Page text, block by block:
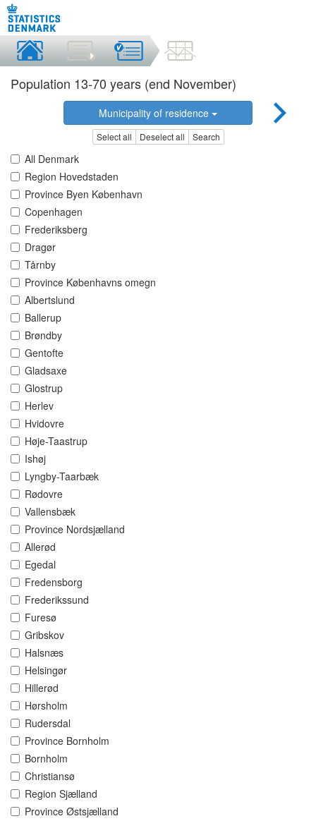
Population 13-70 years (end November)
Municipality of residence
Select all Deselect all Search
All Denmark
Region Hovedstaden
Province Byen København
Copenhagen
Frederiksberg
Dragør
Tårnby
Province Københavns omegn
Albertslund
Ballerup
Brøndby
Gentofte
Gladsaxe
Glostrup
Herlev
Hvidovre
Høje-Taastrup
Ishøj
Lyngby-Taarbæk
Rødovre
Vallensbæk
Province Nordsjælland
Allerød
Egedal
Fredensborg
Frederikssund
Furesø
Gribskov
Halsnæs
Helsingør
Hillerød
Hørsholm
Rudersdal
Province Bornholm
Bornholm
Christiansø
Region Sjælland
Province Østsjælland